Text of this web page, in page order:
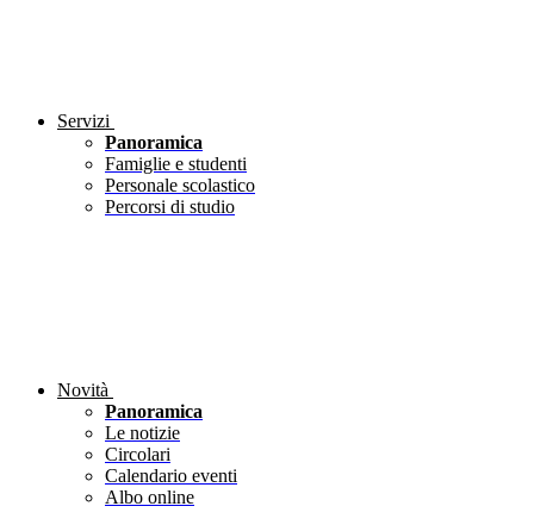
Servizi
Panoramica
Famiglie e studenti
Personale scolastico
Percorsi di studio
Novità
Panoramica
Le notizie
Circolari
Calendario eventi
Albo online